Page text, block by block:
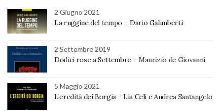
2 Giugno 2021
La ruggine del tempo – Dario Galimberti
2 Settembre 2019
Dodici rose a Settembre – Maurizio de Giovanni
5 Maggio 2021
L’eredità dei Borgia – Lia Celi e Andrea Santangelo